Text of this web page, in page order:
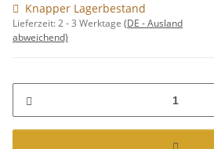
Knapper Lagerbestand
Lieferzeit:2 - 3 Werktage (DE - Ausland
abweichend)